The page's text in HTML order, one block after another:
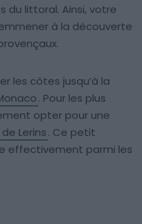
du littoral. Ainsi, votre
à la découverte
les côtes jusqu’à la
. Pour les plus
opter pour une
Lerins. Ce petit
effectivement parmi les